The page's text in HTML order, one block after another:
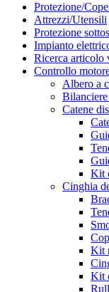
Protezione/
Attrezzi/Utensili
Protezione
Impianto
Ricerca articolo
Controllo
Albero a
Catene
Kit
Cinghia
Kit
Kit